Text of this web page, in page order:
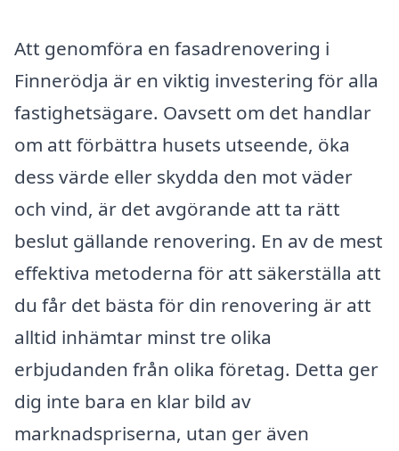
Att genomföra en fasadrenovering i
Finnerödja är en viktig investering för alla
fastighetsägare. Oavsett om det handlar
om att förbättra husets utseende, öka
dess värde eller skydda den mot väder
och vind, är det avgörande att ta rätt
beslut gällande renovering. En av de mest
effektiva metoderna för att säkerställa att
du får det bästa för din renovering är att
alltid inhämtar minst tre olika
erbjudanden från olika företag. Detta ger
dig inte bara en klar bild av
marknadspriserna, utan ger även